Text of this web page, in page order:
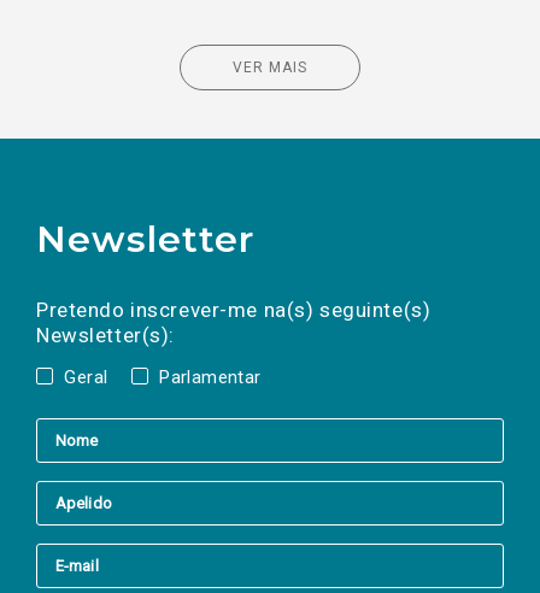
VER MAIS
Newsletter
Pretendo inscrever-me na(s) seguinte(s)
Newsletter(s):
Geral Parlamentar
a(s) newsletter(s).
mail